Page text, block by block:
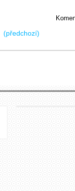
(předchozí)